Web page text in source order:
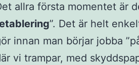
allra första momentet är
”. Det är helt
innan man börjar jobba
vi trampar, med